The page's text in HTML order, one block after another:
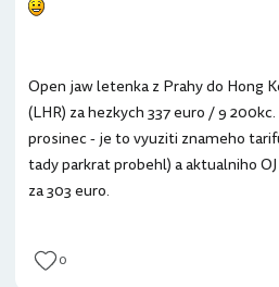
Open jaw letenka z Prahy do Hong
(LHR) za hezkych 337 euro / 9
prosinec - je to vyuziti znameho
tady parkrat probehl) a aktualniho
za 303 euro.
0